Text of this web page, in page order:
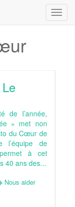
de l’année,
» met non
du Cœur de
l’équipe de
à cet
40 ans des...
Nous aider